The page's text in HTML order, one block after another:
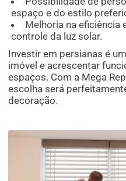
espaço e do estilo
Melhoria na eficiência
controle da luz solar.
Investir em persianas é
imóvel e acrescentar
espaços. Com a Mega
escolha será
decoração.